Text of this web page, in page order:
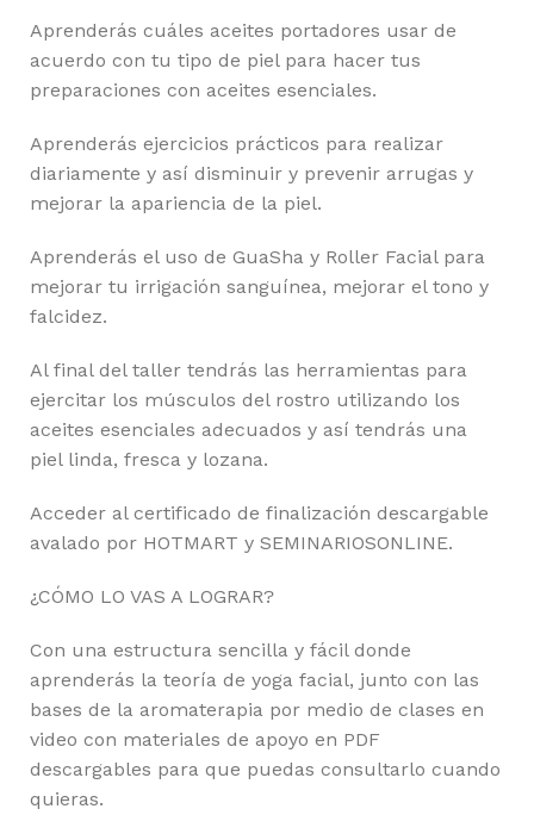
Aprenderás cuáles aceites portadores usar de
acuerdo con tu tipo de piel para hacer tus
preparaciones con aceites esenciales.
Aprenderás ejercicios prácticos para realizar
diariamente y así disminuir y prevenir arrugas y
mejorar la apariencia de la piel.
Aprenderás el uso de GuaSha y Roller Facial para
mejorar tu irrigación sanguínea, mejorar el tono y
falcidez.
Al final del taller tendrás las herramientas para
ejercitar los músculos del rostro utilizando los
aceites esenciales adecuados y así tendrás una
piel linda, fresca y lozana.
Acceder al certificado de finalización descargable
avalado por HOTMART y SEMINARIOSONLINE.
¿CÓMO LO VAS A LOGRAR?
Con una estructura sencilla y fácil donde
aprenderás la teoría de yoga facial, junto con las
bases de la aromaterapia por medio de clases en
video con materiales de apoyo en PDF
descargables para que puedas consultarlo cuando
quieras.